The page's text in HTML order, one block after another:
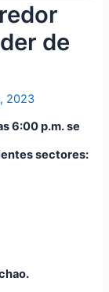
de
2023
6:00 p.m. se
sectores: